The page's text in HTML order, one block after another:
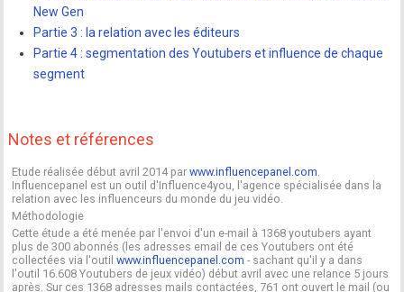
New Gen
Partie 3 : la relation avec les éditeurs
Partie 4 : segmentation des Youtubers et influence de chaque
segment
Notes et références
Etude réalisée début avril 2014 parwww.influencepanel.com.
Influencepanel est un outil d'Influence4you, l'agence spécialisée dans la
relation avec les influenceurs du monde du jeu vidéo.
Méthodologie
Cette étude a été menée par l'envoi d'un e-mail à 1368 youtubers ayant
plus de 300 abonnés (les adresses email de ces Youtubers ont été
collectées via l'outilwww.influencepanel.com - sachant qu'il y a dans
l'outil 16.608 Youtubers de jeux vidéo) début avril avec une relance 5 jours
après. Sur ces 1368 adresses mails contactées, 761 ont ouvert le mail (ou